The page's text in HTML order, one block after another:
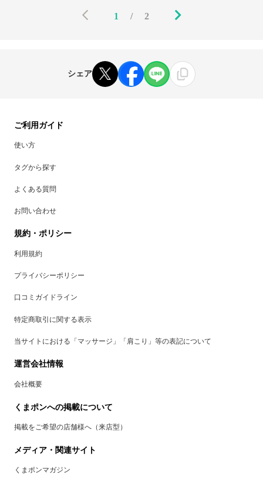
1 / 2
シェア
ご利用ガイド
使い方
タグから探す
よくある質問
お問い合わせ
規約・ポリシー
利用規約
プライバシーポリシー
口コミガイドライン
特定商取引に関する表示
当サイトにおける「マッサージ」「肩こり」等の表記について
運営会社情報
会社概要
くまポンへの掲載について
掲載をご希望の店舗様へ（来店型）
メディア・関連サイト
くまポンマガジン